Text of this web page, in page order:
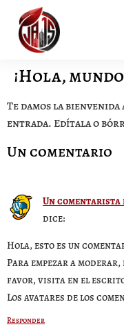
¡Hola,
Te damos la
entrada. Edítala o
Un comentario
Un comentarista
dice:
Hola, esto es un
Para empezar a
favor, visita en el
Los avatares de los
Responder